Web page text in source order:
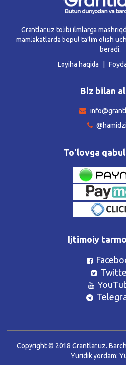
Grantlar.uz tolibi ilmlarga
mamlakatlarda bepul ta’lim olish
beradi.
Loyiha haqida
Biz bilan
To'lovga
Ijtimoiy
Copyright © 2018 Grantlar.uz.
Yuridik yordam: